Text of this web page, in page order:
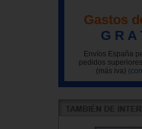
Gastos
G R A
Envíos España
pedidos
(más iva)